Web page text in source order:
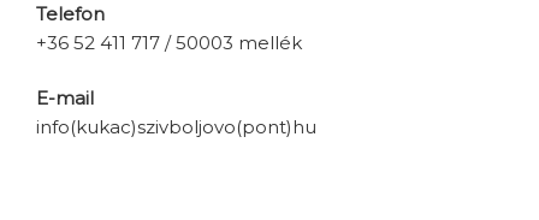
Telefon
+36 52 411 717 / 50003 mellék
E-mail
info(kukac)szivboljovo(pont)hu